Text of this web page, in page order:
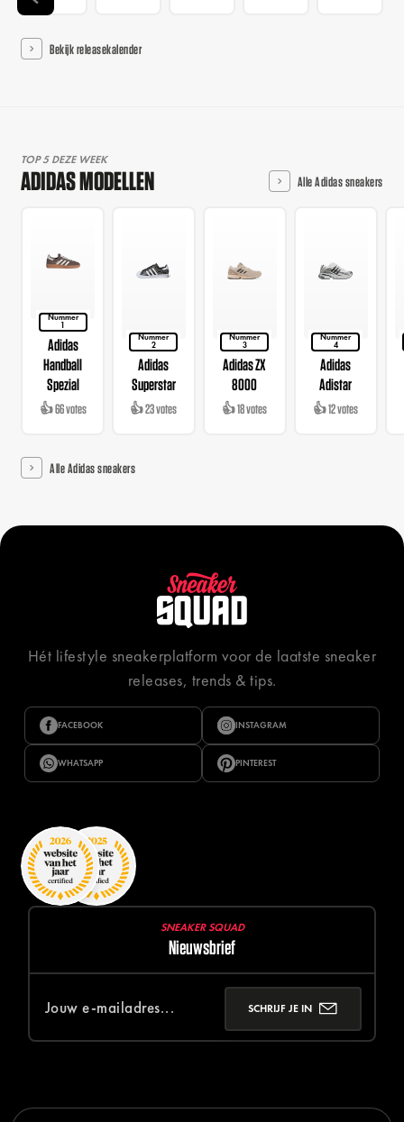
Bekijk releasekalender
TOP 5 DEZE WEEK
ADIDAS MODELLEN Alle Adidas sneakers
Nummer
1
Adidas
Handball
Spezial
👍 66 votes
Nummer
2
Adidas
Superstar
👍 23 votes
Nummer
3
Adidas ZX
8000
👍 18 votes
Nummer
4
Adidas
Adistar
👍 12 votes
Alle Adidas sneakers
Hét lifestyle sneakerplatform voor de laatste sneaker
releases, trends & tips.
FACEBOOK INSTAGRAM
WHATSAPP PINTEREST
SNEAKER SQUAD
Nieuwsbrief
SCHRIJF JE IN